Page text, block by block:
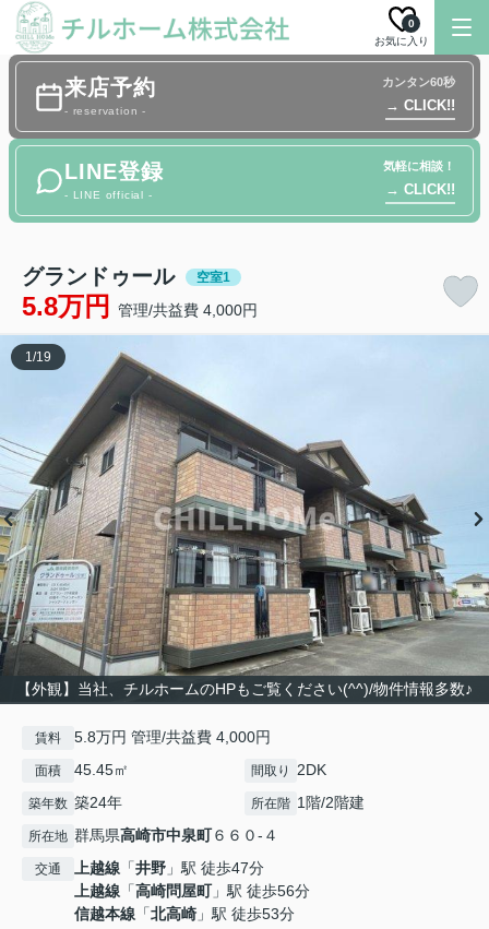
お気に入り
0
来店予約
- reservation -
カンタン60秒
→ CLICK!!
LINE登録
- LINE official -
気軽に相談！
→ CLICK!!
グランドゥール 空室1
5.8万円 管理/共益費 4,000円
【外観】当社、チルホームのHPもご覧ください(^^)/物件情報多数♪
1/19
賃料 5.8万円 管理/共益費 4,000円
面積 45.45㎡ 間取り 2DK
築年数 築24年 所在階 1階/2階建
所在地 群馬県高崎市中泉町６６０-４
交通 上越線 「井野 」駅 徒歩47分
上越線 「高崎問屋町」駅 徒歩56分
信越本線 「北高崎 」駅 徒歩53分